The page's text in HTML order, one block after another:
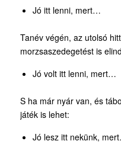
Jó itt lenni, mert…
Tanév végén, az utolsó
morzsaszedegetést is
Jó volt itt lenni, mert…
S ha már nyár van, és
játék is lehet:
Jó lesz itt nekünk,